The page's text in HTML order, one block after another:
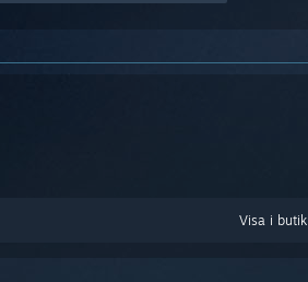
Visa i butik